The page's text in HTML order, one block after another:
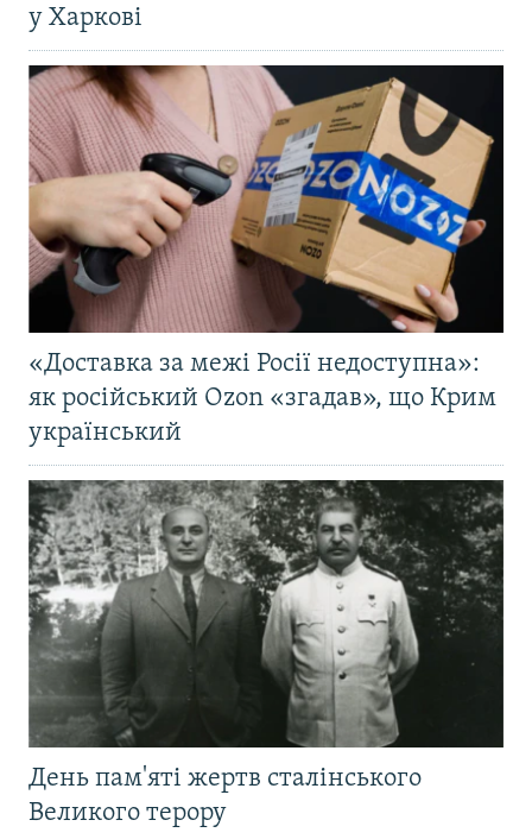
у Харкові
«Доставка за межі Росії недоступна»:
як російський Ozon «згадав», що Крим
український
День пам'яті жертв сталінського
Великого терору